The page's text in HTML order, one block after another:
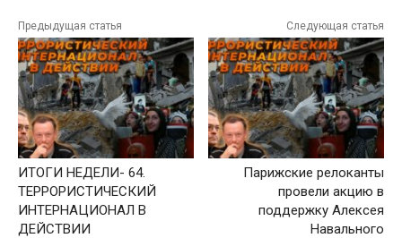
Предыдущая статья
ИТОГИ НЕДЕЛИ- 64.
ТЕРРОРИСТИЧЕСКИЙ
ИНТЕРНАЦИОНАЛ В
ДЕЙСТВИИ
Следующая статья
Парижские релоканты
провели акцию в
поддержку Алексея
Навального